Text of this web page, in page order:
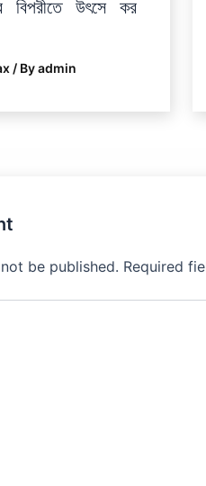
বিপরীতে উৎসে কর
/ Byadmin
be published. Required